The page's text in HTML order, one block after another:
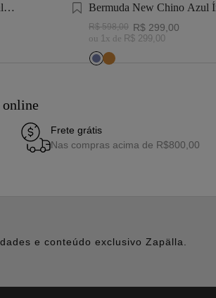
Bermuda New Chino Azul
R$ 598,00 R$ 299 00
ou 1x de R$ 299, 00
online
Frete grátis
Nas compras acima de R$800,00
e conteúdo exclusivo Zapälla.